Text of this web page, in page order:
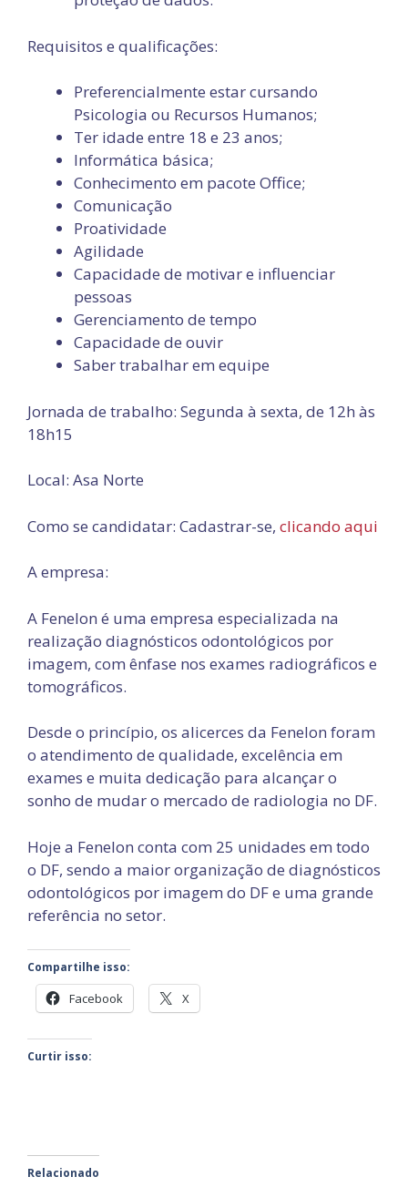
Requisitos e qualificações:
Preferencialmente estar cursando
Psicologia ou Recursos Humanos;
Ter idade entre 18 e 23 anos;
Informática básica;
Conhecimento em pacote Office;
Comunicação
Proatividade
Agilidade
Capacidade de motivar e influenciar
pessoas
Gerenciamento de tempo
Capacidade de ouvir
Saber trabalhar em equipe
Jornada de trabalho: Segunda à sexta, de 12h às
18h15
Local: Asa Norte
Como se candidatar: Cadastrar-se, clicando aqui
A empresa:
A Fenelon é uma empresa especializada na
realização diagnósticos odontológicos por
imagem, com ênfase nos exames radiográficos e
tomográficos.
Desde o princípio, os alicerces da Fenelon foram
o atendimento de qualidade, excelência em
exames e muita dedicação para alcançar o
sonho de mudar o mercado de radiologia no DF.
Hoje a Fenelon conta com 25 unidades em todo
o DF, sendo a maior organização de diagnósticos
odontológicos por imagem do DF e uma grande
referência no setor.
Compartilhe isso:
Facebook X
Curtir isso:
Relacionado